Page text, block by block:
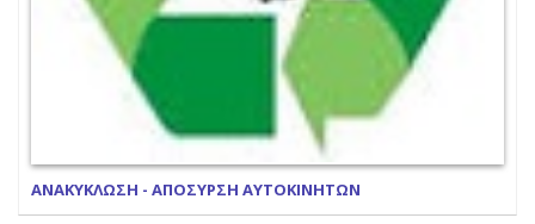
ΑΝΑΚΥΚΛΩΣΗ - ΑΠΟΣΥΡΣΗ ΑΥΤΟΚΙΝΗΤΩΝ